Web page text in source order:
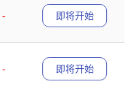
-
即将开始
-
即将开始